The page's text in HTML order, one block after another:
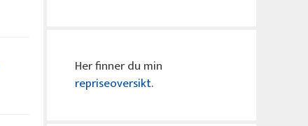
Her finner du min
repriseoversikt.